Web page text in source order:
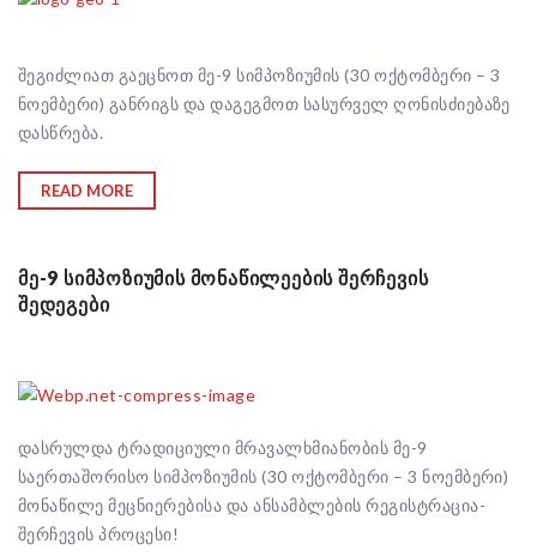
შეგიძლიათ გაეცნოთ მე-9 სიმპოზიუმის (30 ოქტომბერი – 3
ნოემბერი) განრიგს და დაგეგმოთ სასურველ ღონისძიებაზე
დასწრება.
READ MORE
ᲛᲔ-9 ᲡᲘᲛᲞᲝᲖᲘᲣᲛᲘᲡ ᲛᲝᲜᲐᲬᲘᲚᲔᲔᲑᲘᲡ ᲨᲔᲠᲩᲔᲕᲘᲡ
ᲨᲔᲓᲔᲒᲔᲑᲘ
დასრულდა ტრადიციული მრავალხმიანობის მე-9
საერთაშორისო სიმპოზიუმის (30 ოქტომბერი – 3 ნოემბერი)
მონაწილე მეცნიერებისა და ანსამბლების რეგისტრაცია-
შერჩევის პროცესი!